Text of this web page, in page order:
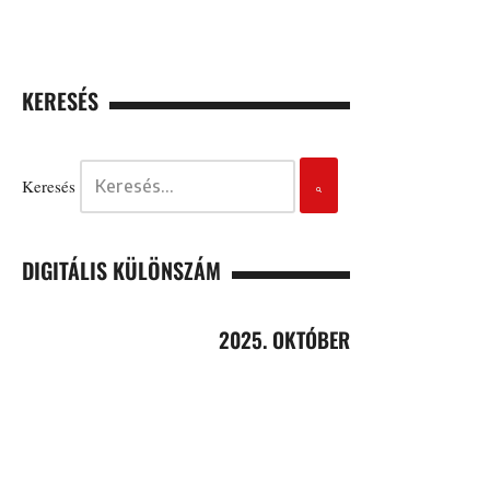
KERESÉS
Keresés
DIGITÁLIS KÜLÖNSZÁM
2025. OKTÓBER